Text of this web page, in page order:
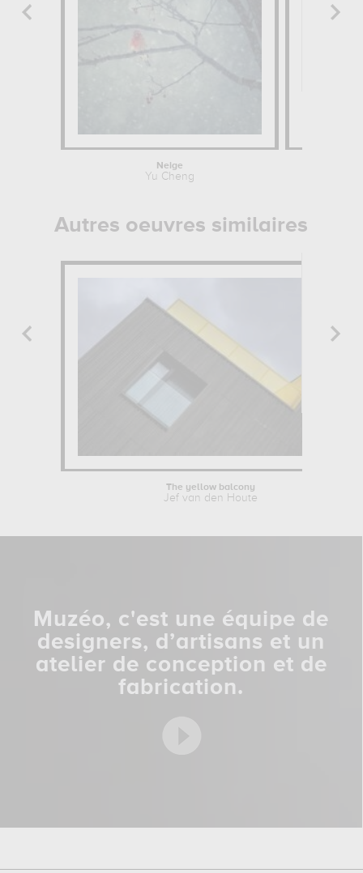
Neige
Yu Cheng
Autres oeuvres similaires
The yellow balcony
Jef van den Houte
Muzéo, c'est une équipe de
designers, d’artisans et un
atelier de conception et de
fabrication.